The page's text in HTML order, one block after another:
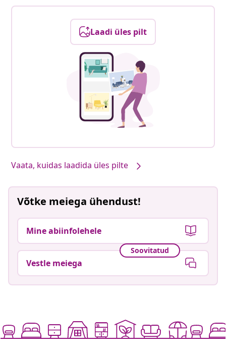
Laadi üles pilt
Vaata, kuidas laadida üles pilte
Võtke meiega ühendust!
Mine abiinfolehele
Soovitatud
Vestle meiega